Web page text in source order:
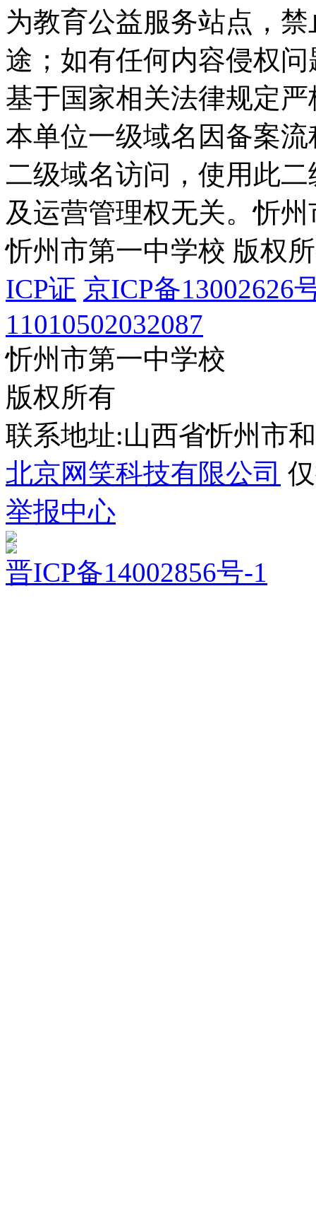
为教育公益服务站点，
途；如有任何内容侵权
基于国家相关法律规定
本单位一级域名因备案
二级域名访问，使用此
及运营管理权无关。忻州
忻州市第一中学校 版权
ICP证 京ICP备13002626
11010502032087
忻州市第一中学校
版权所有
联系地址:山西省忻州市
北京网笑科技有限公司
举报中心
晋ICP备14002856号-1